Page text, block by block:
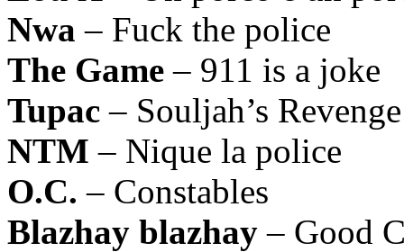
Nwa – Fuck the police
The Game– 911 is a joke
Tupac – Souljah’s Revenge
NTM – Nique la police
O.C. – Constables
Blazhay blazhay – Good